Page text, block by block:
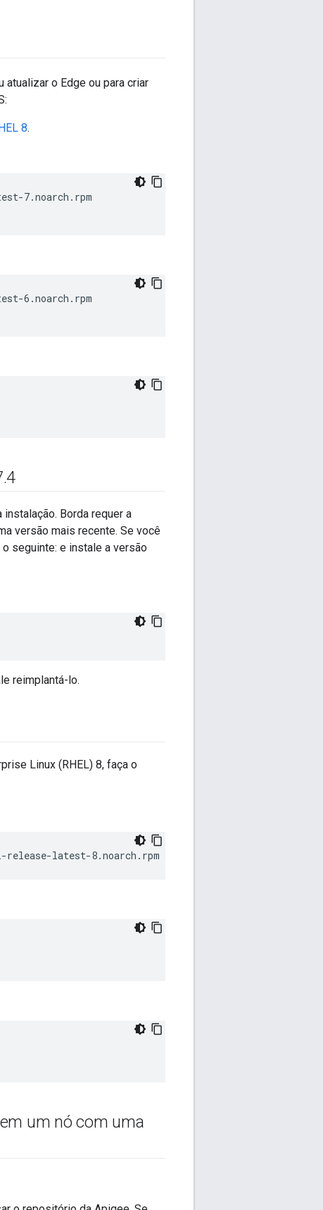
atualizar o Edge ou para criar
8.
.4
instalação. Borda requer a
versão mais recente. Se você
seguinte: e instale a versão
reimplantá-lo.
Linux (RHEL) 8, faça o
latest-8.noarch.rpm
um nó com uma